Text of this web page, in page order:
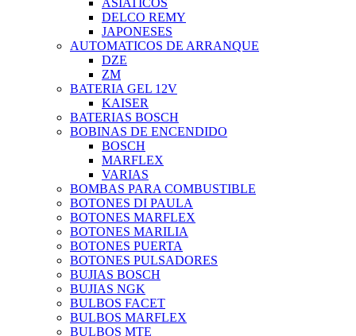
ASIATICOS
DELCO REMY
JAPONESES
AUTOMATICOS DE ARRANQUE
DZE
ZM
BATERIA GEL 12V
KAISER
BATERIAS BOSCH
BOBINAS DE ENCENDIDO
BOSCH
MARFLEX
VARIAS
BOMBAS PARA COMBUSTIBLE
BOTONES DI PAULA
BOTONES MARFLEX
BOTONES MARILIA
BOTONES PUERTA
BOTONES PULSADORES
BUJIAS BOSCH
BUJIAS NGK
BULBOS FACET
BULBOS MARFLEX
BULBOS MTE